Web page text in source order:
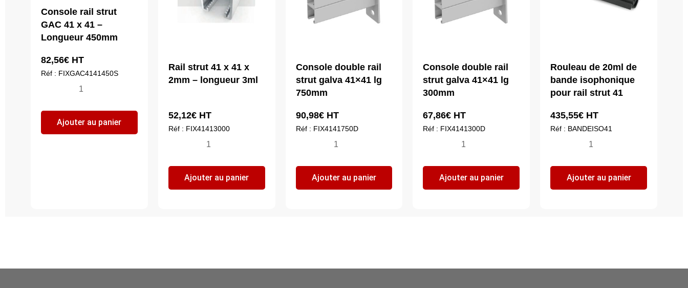
Console rail strut
GAC 41 x 41 –
Longueur 450mm
82,56€ HT
Réf : FIXGAC4141450S
quantité
Console
rail
Ajouter au panier
Rail strut 41 x 41 x
2mm – longueur 3ml
52,12€HT
Réf : FIX41413000
quantité
Rail
strut
Ajouter au panier
Console double rail
strut galva 41×41 lg
750mm
90,98€HT
Réf : FIX4141750D
quantité
Console
double
Ajouter au panier
Console double rail
strut galva 41×41 lg
300mm
67,86€ HT
Réf : FIX4141300D
quantité
Console
double
Ajouter au panier
Rouleau de 20ml de
bande isophonique
pour rail strut 41
435,55€ HT
Réf : BANDEISO41
quantité
Rouleau
de
Ajouter au panier